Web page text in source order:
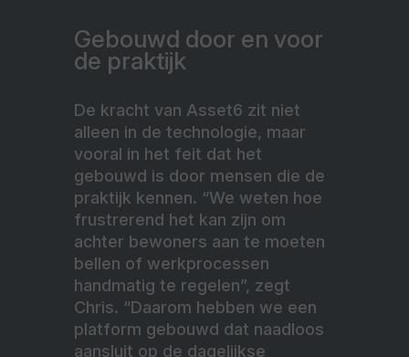
Gebouwd door en voor
de praktijk
De kracht van Asset6 zit niet
alleen in de technologie, maar
vooral in het feit dat het
gebouwd is door mensen die de
praktijk kennen. “We weten hoe
frustrerend het kan zijn om
achter bewoners aan te moeten
bellen of werkprocessen
handmatig te regelen”, zegt
Chris. “Daarom hebben we een
platform gebouwd dat naadloos
aansluit op de dagelijkse